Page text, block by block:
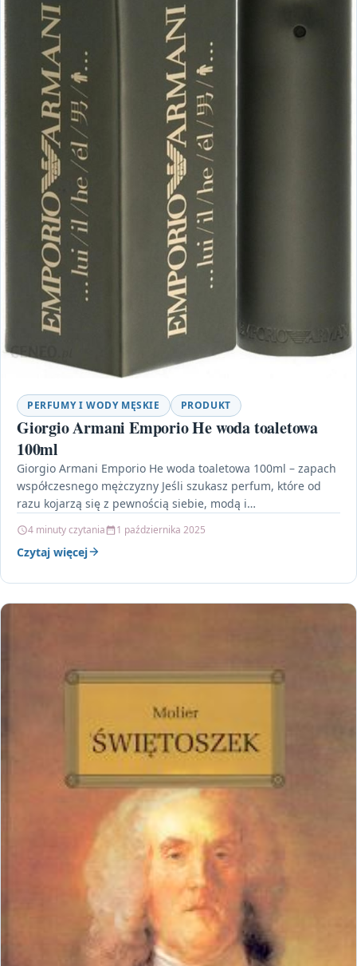
PERFUMY I WODY MĘSKIE PRODUKT
Giorgio Armani Emporio He woda toaletowa
100ml
Giorgio Armani Emporio He woda toaletowa 100ml – zapach
współczesnego mężczyzny Jeśli szukasz perfum, które od
razu kojarzą się z pewnością siebie, modą i…
4 minuty czytania 1 października 2025
Czytaj więcej